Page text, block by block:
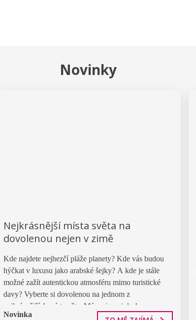
Novinky
Nejkrásnější místa světa na
dovolenou nejen v zimě
Kde najdete nejhezčí pláže planety? Kde vás budou
hýčkat v luxusu jako arabské šejky? A kde je stále
možné zažít autentickou atmosféru mimo turistické
davy? Vyberte si dovolenou na jednom z
nejkrásnějších míst světa. Máme i novinky!
Novinka